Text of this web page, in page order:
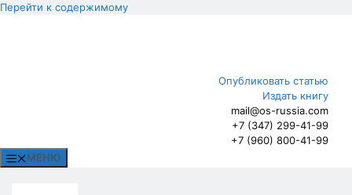
Перейти к содержимому
Опубликовать статью
Издать книгу
mail@os-russia.com
+7 (347) 299-41-99
+7 (960) 800-41-99
МЕНЮ